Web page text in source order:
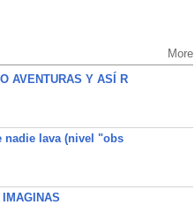
More
AVENTURAS Y ASÍ R
nadie lava (nivel "obs